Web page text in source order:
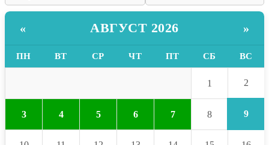
« АВГУСТ 2026 »
ПН ВТ СР ЧТ ПТ СБ ВС
1 2
3 4 5 6 7 8 9